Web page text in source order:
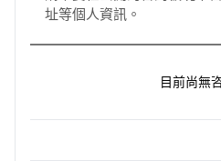
址等個人資訊。
目前尚無